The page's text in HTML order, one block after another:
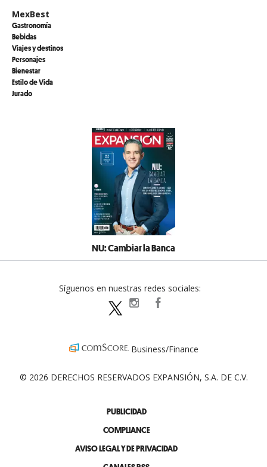
MexBest
Gastronomía
Bebidas
Viajes y destinos
Personajes
Bienestar
Estilo de Vida
Jurado
NU: Cambiar la Banca
PUBLICIDAD
COMPLIANCE
AVISO LEGAL Y DE PRIVACIDAD
Síguenos en nuestras redes sociales:
expansionpolitica
Business/Finance
© 2026 DERECHOS RESERVADOS EXPANSIÓN, S.A. DE C.V.